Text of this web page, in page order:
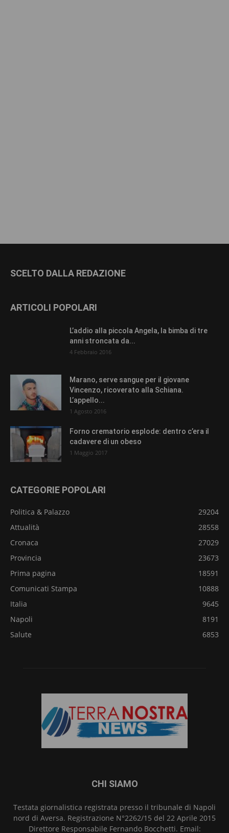
SCELTO DALLA REDAZIONE
ARTICOLI POPOLARI
L’addio alla piccola Angela, la bimba di tre
anni stroncata da...
4 Febbraio 2016
Marano, serve sangue per il giovane
Vincenzo, ricoverato alla Schiana.
L’appello...
1 Agosto 2016
Forno crematorio esplode: dentro c’era il
cadavere di un obeso
1 Maggio 2017
CATEGORIE POPOLARI
Politica & Palazzo
29204
Attualità
28558
Cronaca
27029
Provincia
23673
Prima pagina
18591
Comunicati Stampa
10888
Italia
9645
Napoli
8191
Salute
6853
CHI SIAMO
Testata giornalistica registrata presso il tribunale di Napoli
nord di Aversa. Registrazione N°2262/15 del 22 Aprile 2015
Direttore Responsabile Fernando Bocchetti. Email: